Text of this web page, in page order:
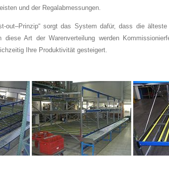
und der Regalabmessungen.
out–Prinzip“ sorgt das System dafür, dass die
diese Art der Warenverteilung werden
Ihre Produktivität gesteigert.